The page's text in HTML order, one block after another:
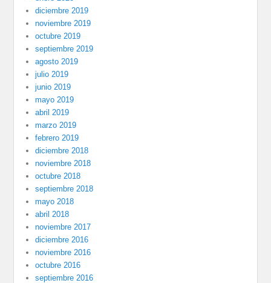
diciembre 2019
noviembre 2019
octubre 2019
septiembre 2019
agosto 2019
julio 2019
junio 2019
mayo 2019
abril 2019
marzo 2019
febrero 2019
diciembre 2018
noviembre 2018
octubre 2018
septiembre 2018
mayo 2018
abril 2018
noviembre 2017
diciembre 2016
noviembre 2016
octubre 2016
septiembre 2016